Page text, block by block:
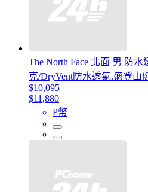
The North Face 北面 男 防
克/DryVent防水透氣.適登山
$10,095
$11,880
P幣